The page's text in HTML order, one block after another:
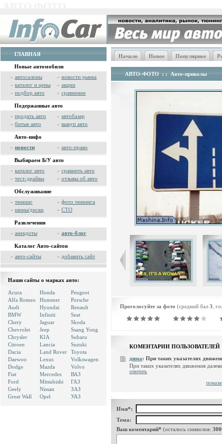
ГЛАВНАЯ
Новые автомобили
» автосалоны » новости рынка
» каталог и цены » акции
» подбор авто » сравнение
Подержанные авто
» продать авто » автобазар
» битые авто » выкуп авто
Авто-инфо
» новости » авто-право
Выбираем Б/У авто
» каталог авто » сравнить авто
» тест-драйвы » отзывы об авто
Обслуживание
» тюнинг » фото тюнинга
» шины/диски » СТО
Развлечения
» анекдоты » авто-блог
Каталог Авто-сайтов
» авто-сайты » добавить сайт
Наши сайты о марках авто:
Acura
Alfa Romeo
Audi
BMW
Chery
Chevrolet
Chrysler
Citroen
Dacia
Daewoo
Dodge
Fiat
Ford
Geely
Great Wall
Honda
Hummer
Hyundai
Infiniti
Jaguar
Jeep
KIA
Lancia
Land Rover
Lexus
Mazda
Mercedes
Mitsubishi
Nissan
Opel
Peugeot
Porsche
Renault
Seat
Skoda
Ssang Yong
Subaru
Suzuki
Toyota
Volkswagen
Volvo
ВАЗ
ГАЗ
ЗАЗ
УАЗ
Начало Новое Популярное
АВТО-ФОТО : : Авто-приколы
Проголосуйте за фото (средний бал 3 ,
КОМЕНТАРИИ ПОЛЬЗОВАТЕЛЕЙ
дима: При таких указателях
При таких указателях движения
ответить
Имя*:
Тема:
Ваш коментарий* (осталось символов: